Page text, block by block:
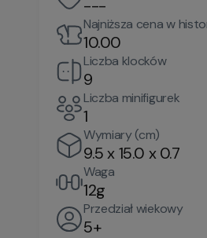
---
Najniższa cena w
10.00
Liczba klocków
9
Liczba minifigurek
1
Wymiary (cm)
9.5 x 15.0 x 0.7
Waga
12g
Przedział wiekowy
5+